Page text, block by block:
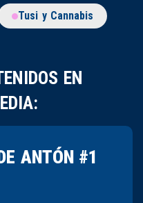
Tusi y Cannabis
EN
ANTÓN #1